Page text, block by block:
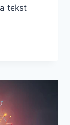
tekst